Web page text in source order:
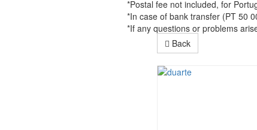
Back
*Postal fee not included, for
*In case of bank transfer (PT 50
*If any questions or problems